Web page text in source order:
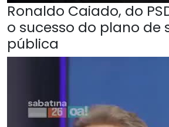
Ronaldo Caiado, do
o sucesso do plano de
pública